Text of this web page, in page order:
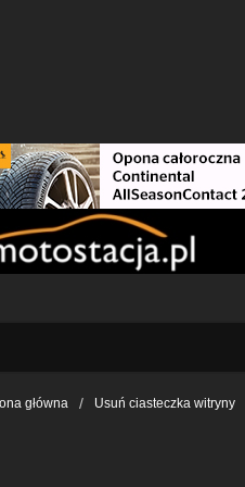
główna Usuń ciasteczka witryny